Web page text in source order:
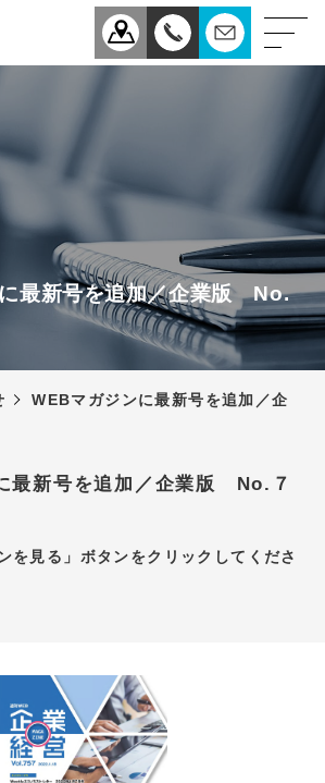
について
ルス感染症
て
最新号を追加／企業版 No.
WEBマガジンに最新号を追加／企
最新号を追加／企業版 No.７
を見る」ボタンをクリックしてくださ